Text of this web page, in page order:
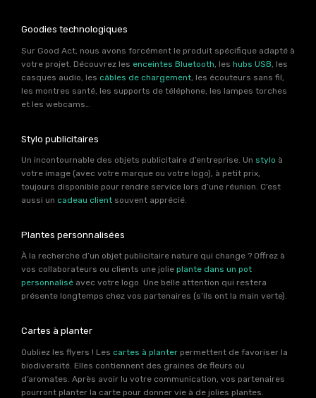
Goodies technologiques
Sur Good Act, nous avons forcément le produit spécifique adapté à
votre projet. Découvrez les enceintes Bluetooth , les hubs USB , les
casques audio, les câbles de chargement , les écouteurs sans fil,
les montres santé, les supports de téléphone, les lampes torches
et les webcams…
Stylo publicitaires
Un incontournable des objets publicitaire d’entreprise. Un stylo à
votre image (avec votre marque ou votre logo), à petit prix,
toujours disponible pour rendre service lors d’une réunion. C’est
aussi un cadeau client souvent apprécié.
Plantes personnalisées
À la recherche d’un objet publicitaire nature qui change ? Offrez à
vos collaborateurs ou clients une jolie plante dans un pot
personnalisé avec votre logo. Une belle attention qui restera
présente longtemps chez vos partenaires (s’ils ont la main verte).
Cartes à planter
Oubliez les flyers ! Les cartes à planter permettent de favoriser la
biodiversité. Elles contiennent des graines de fleurs ou
d’aromates. Après avoir lu votre communication, vos partenaires
pourront planter la carte pour donner vie à de jolies plantes.